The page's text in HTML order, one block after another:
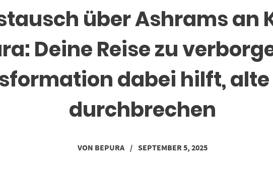
über Ashrams an
Deine Reise zu
dabei hilft, alte
durchbrechen
VON BEPURA / SEPTEMBER 5, 2025